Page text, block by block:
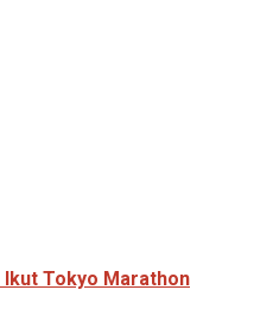
Tokyo Marathon